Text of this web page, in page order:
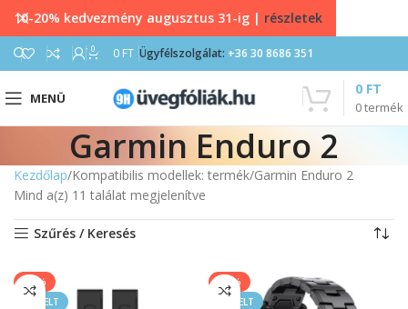
0 0 FT Ügyfélszolgálat: +36 30 8686 351
MENÜ
0termék
0 FT
Garmin Enduro 2
Kezdőlap Kompatibilis modellek: termék Garmin Enduro 2
Mind a(z) 11 találat megjelenítve
Szűrés / Keresés
-50%
KIEMELT
-25%
KIEMELT
10-20% kedvezmény augusztus 31-ig | részletek